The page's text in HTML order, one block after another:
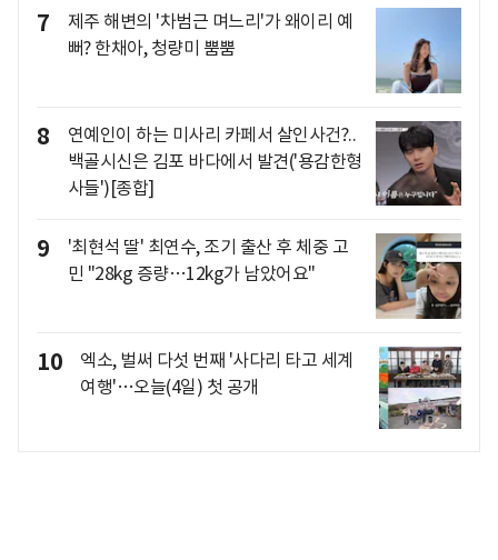
7
제주 해변의 '차범근 며느리'가 왜이리 예
뻐? 한채아, 청량미 뿜뿜
8
연예인이 하는 미사리 카페서 살인사건?..
백골시신은 김포 바다에서 발견('용감한형
사들')[종합]
9
'최현석 딸' 최연수, 조기 출산 후 체중 고
민 "28kg 증량…12kg가 남았어요"
10
엑소, 벌써 다섯 번째 '사다리 타고 세계
여행'…오늘(4일) 첫 공개